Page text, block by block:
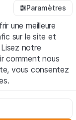
auprès de la
par la LPCC.
juridiques
AG (ci-après
compris et que
les notes
veuillez-
Paramètres
une meilleure
sur le site et
notre
comment nous
vous consentez
du site